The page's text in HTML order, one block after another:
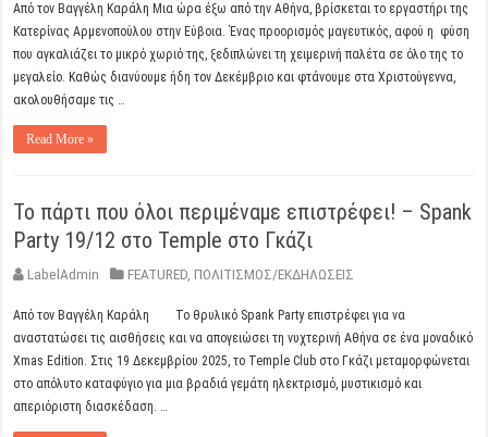
Από τον Βαγγέλη Καράλη Μια ώρα έξω από την Αθήνα, βρίσκεται το εργαστήρι της
Κατερίνας Αρμενοπούλου στην Εύβοια. Ένας προορισμός μαγευτικός, αφού η φύση
που αγκαλιάζει το μικρό χωριό της, ξεδιπλώνει τη χειμερινή παλέτα σε όλο της το
μεγαλείο. Καθώς διανύουμε ήδη τον Δεκέμβριο και φτάνουμε στα Χριστούγεννα,
ακολουθήσαμε τις …
Read More »
Το πάρτι που όλοι περιμέναμε επιστρέφει! – Spank
Party 19/12 στο Temple στο Γκάζι
LabelAdmin FEATURED, ΠΟΛΙΤΙΣΜΟΣ/ΕΚΔΗΛΩΣΕΙΣ
Από τον Βαγγέλη Καράλη Το θρυλικό Spank Party επιστρέφει για να
αναστατώσει τις αισθήσεις και να απογειώσει τη νυχτερινή Αθήνα σε ένα μοναδικό
Xmas Edition. Στις 19 Δεκεμβρίου 2025, το Temple Club στο Γκάζι μεταμορφώνεται
στο απόλυτο καταφύγιο για μια βραδιά γεμάτη ηλεκτρισμό, μυστικισμό και
απεριόριστη διασκέδαση. …